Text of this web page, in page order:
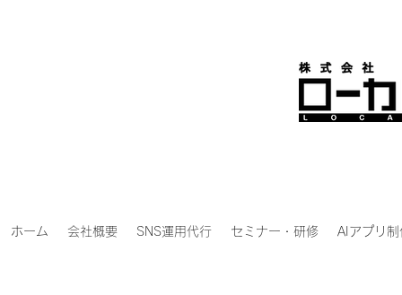
ホーム 会社概要 SNS運用代行 セミナー・研修 AIアプリ制